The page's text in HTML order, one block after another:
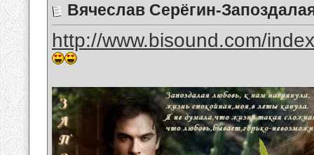
Вячеслав Серёгин-
http://www.bisound.com/